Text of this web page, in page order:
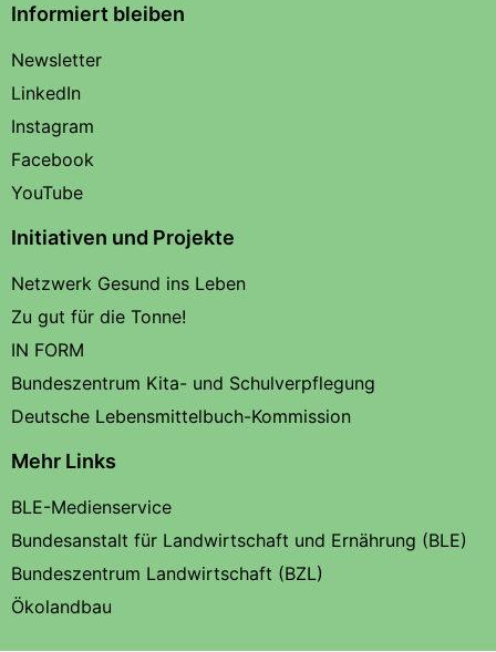
Informiert bleiben
Newsletter
LinkedIn
Instagram
Facebook
YouTube
Initiativen und Projekte
Netzwerk Gesund ins Leben
Zu gut für die Tonne!
IN FORM
Bundeszentrum Kita- und Schulverpflegung
Deutsche Lebensmittelbuch-Kommission
Mehr Links
BLE-Medienservice
Bundesanstalt für Landwirtschaft und Ernährung (BLE)
Bundeszentrum Landwirtschaft (BZL)
Ökolandbau